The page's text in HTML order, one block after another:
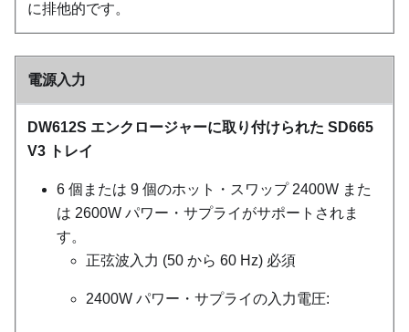
に排他的です。
電源入力
DW612S エンクロージャーに取り付けられた SD665
V3 トレイ
6 個または 9 個のホット・スワップ 2400W また
は 2600W パワー・サプライがサポートされま
す。
正弦波入力 (50 から 60 Hz) 必須
2400W パワー・サプライの入力電圧: